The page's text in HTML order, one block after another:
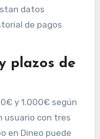
datos
de pagos
plazos de
y 1.000€ según
usuario con tres
en Dineo puede